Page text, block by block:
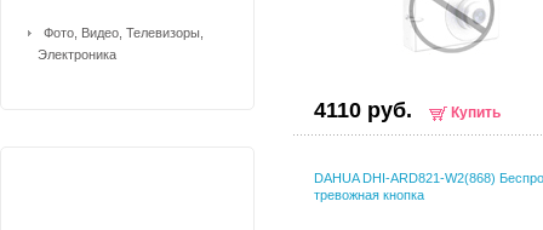
4110 руб. Купить
DAHUA DHI-ARD821-W2(868)
тревожная кнопка
Фото, Видео, Телевизоры,
Электроника